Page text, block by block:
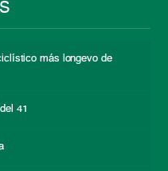
más longevo de
41